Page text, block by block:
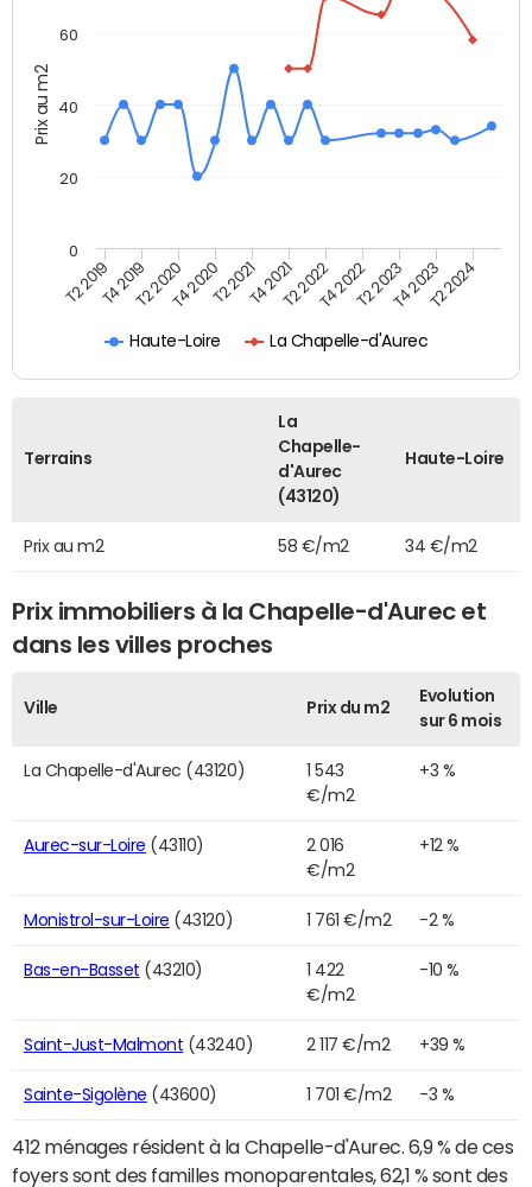
Prix au m2
Haute-Loire La Chapelle-d'Aurec
T2 2019T4 2019T2 2020T4 2020T2 2021T4 2021T2 2022T4 2022T2 2023T4 2023T2 2024
0
20
40
60
Terrains
La
Chapelle-
d'Aurec
(43120)
Haute-Loire
Prix au m2 58 €/m2 34 €/m2
Prix immobiliers à la Chapelle-d'Aurec et
dans les villes proches
Ville Prix du m2
Evolution
sur 6 mois
La Chapelle-d'Aurec (43120)
1 543
€/m2
+3 %
Aurec-sur-Loire (43110)
2 016
€/m2
+12 %
Monistrol-sur-Loire (43120) 1 761 €/m2 -2 %
Bas-en-Basset (43210)
1 422
€/m2
-10 %
Saint-Just-Malmont (43240) 2 117 €/m2 +39 %
Sainte-Sigolène (43600) 1 701 €/m2 -3 %
412 ménages résident à la Chapelle-d'Aurec. 6,9 % de ces
foyers sont des familles monoparentales, 62,1 % sont des